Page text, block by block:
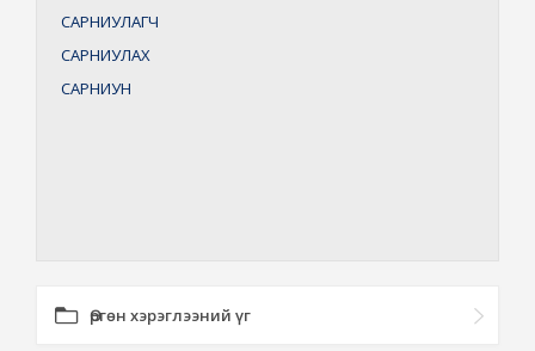
САРНИУЛАГЧ
САРНИУЛАХ
САРНИУН
Өргөн хэрэглээний үг